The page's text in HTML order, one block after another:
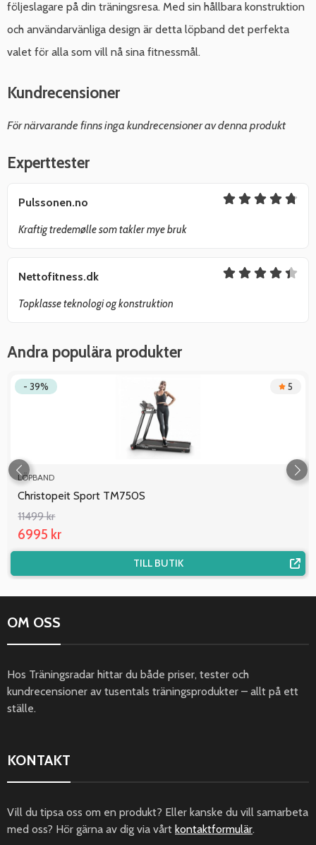
följeslagare på din träningsresa. Med sin hållbara konstruktion
och användarvänliga design är detta löpband det perfekta
valet för alla som vill nå sina fitnessmål.
Kundrecensioner
För närvarande finns inga kundrecensioner av denna produkt
Experttester
Pulssonen.no
Kraftig tredemølle som takler mye bruk
Nettofitness.dk
Topklasse teknologi og konstruktion
Andra populära produkter
- 39% 5
LÖPBAND
Christopeit Sport TM750S
11499 kr
6995 kr
TILL BUTIK
OM OSS
Hos Träningsradar hittar du både priser, tester och
kundrecensioner av tusentals träningsprodukter – allt på ett
ställe.
KONTAKT
Vill du tipsa oss om en produkt? Eller kanske du vill samarbeta
med oss? Hör gärna av dig via vårt kontaktformulär.